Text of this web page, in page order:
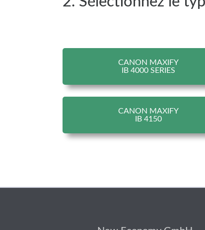
CANON MAXIFY
IB 4000 SERIES
CANON MAXIFY
IB 4150